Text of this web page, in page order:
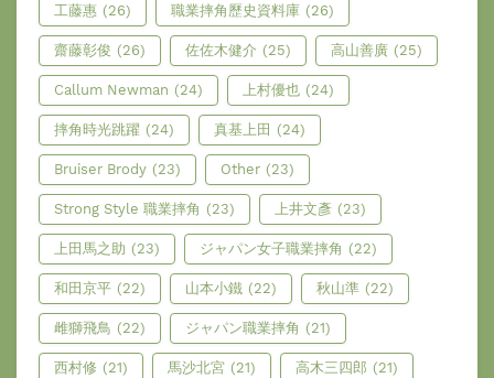
工藤惠 (26) 職業摔角歷史資料庫 (26)
齋藤彰俊 (26) 佐佐木健介 (25) 高山善廣 (25)
Callum Newman (24) 上村優也 (24)
摔角時光跳躍 (24) 真基上田 (24)
Bruiser Brody (23) Other (23)
Strong Style 職業摔角 (23) 上井文彥 (23)
上田馬之助 (23) ジャパン女子職業摔角 (22)
和田京平 (22) 山本小鐵 (22) 秋山準 (22)
雌獅飛鳥 (22) ジャパン職業摔角 (21)
西村修 (21) 馬沙北宮 (21) 高木三四郎 (21)